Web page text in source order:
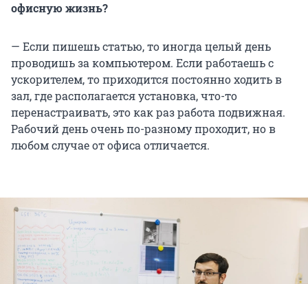
офисную жизнь?
— Если пишешь статью, то иногда целый день
проводишь за компьютером. Если работаешь с
ускорителем, то приходится постоянно ходить в
зал, где располагается установка, что-то
перенастраивать, это как раз работа подвижная.
Рабочий день очень по-разному проходит, но в
любом случае от офиса отличается.